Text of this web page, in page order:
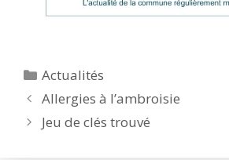
Catégories
Actualités
Allergies à l’ambroisie
Jeu de clés trouvé